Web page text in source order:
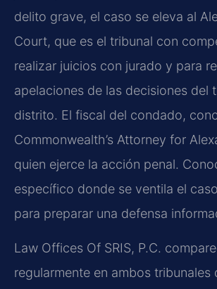
delito grave, el caso se eleva al
Court, que es el tribunal con
realizar juicios con jurado y para
apelaciones de las decisiones del
distrito. El fiscal del condado,
Commonwealth’s Attorney for
quien ejerce la acción penal.
específico donde se ventila el
para preparar una defensa
Law Offices Of SRIS, P.C.
regularmente en ambos tribunales